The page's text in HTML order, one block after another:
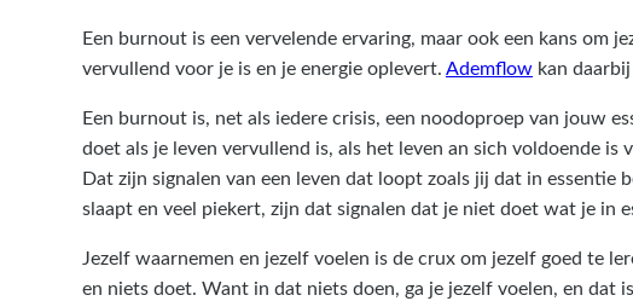
Een burnout is een vervelende ervaring, maar ook een kans
vervullend voor je is en je energie oplevert. Ademflow kan
Een burnout is, net als iedere crisis, een noodoproep van jouw
doet als je leven vervullend is, als het leven an sich voldoende
Dat zijn signalen van een leven dat loopt zoals jij dat in
slaapt en veel piekert, zijn dat signalen dat je niet doet wat je in
Jezelf waarnemen en jezelf voelen is de crux om jezelf goed te
en niets doet. Want in dat niets doen, ga je jezelf voelen, en dat